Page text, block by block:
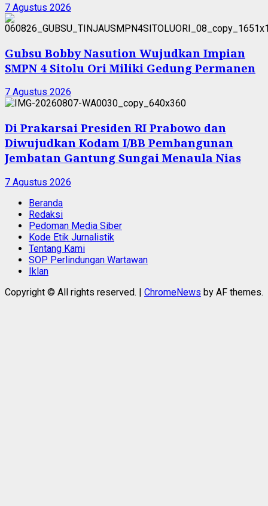
7 Agustus 2026
Gubsu Bobby Nasution Wujudkan Impian
SMPN 4 Sitolu Ori Miliki Gedung Permanen
7 Agustus 2026
Di Prakarsai Presiden RI Prabowo dan
Diwujudkan Kodam I/BB Pembangunan
Jembatan Gantung Sungai Menaula Nias
7 Agustus 2026
Beranda
Redaksi
Pedoman Media Siber
Kode Etik Jurnalistik
Tentang Kami
SOP Perlindungan Wartawan
Iklan
Copyright © All rights reserved. | ChromeNews by AF themes.